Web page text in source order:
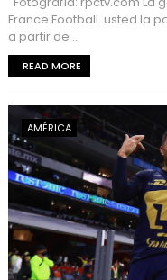
France Football usted la
a partir de ...
READ MORE
AMÉRICA